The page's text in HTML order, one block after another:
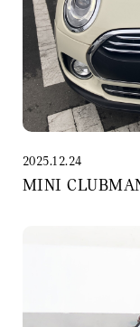
2025.12.24
MINI